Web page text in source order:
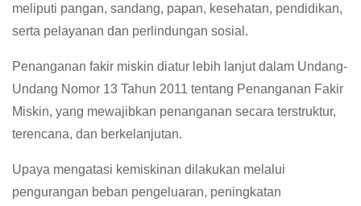
meliputi pangan, sandang, papan, kesehatan, pendidikan,
serta pelayanan dan perlindungan sosial.
Penanganan fakir miskin diatur lebih lanjut dalam Undang-
Undang Nomor 13 Tahun 2011 tentang Penanganan Fakir
Miskin, yang mewajibkan penanganan secara terstruktur,
terencana, dan berkelanjutan.
Upaya mengatasi kemiskinan dilakukan melalui
pengurangan beban pengeluaran, peningkatan